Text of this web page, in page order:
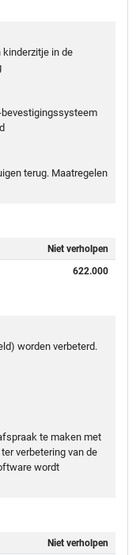
kinderzitje in de
bevestigingssysteem
terug. Maatregelen
Niet verholpen
622.000
worden verbeterd.
te maken met
verbetering van de
wordt
Niet verholpen